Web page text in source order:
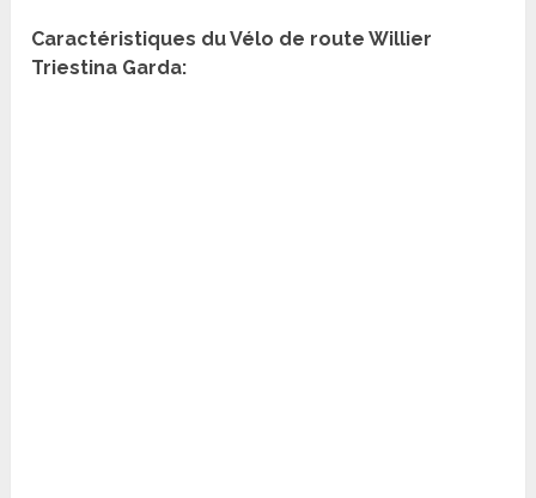
Caractéristiques du Vélo de route Willier
Triestina Garda: